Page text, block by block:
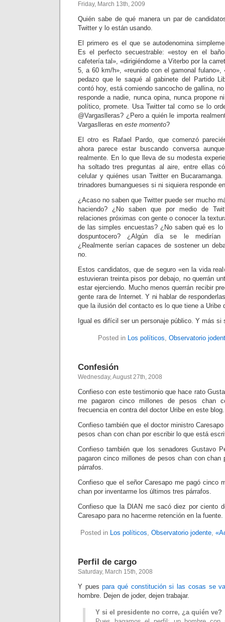
Friday, March 13th, 2009
Quién sabe de qué manera un par de
Twitter y lo están usando.
El primero es el que se autodenomina
Es el perfecto secuestrable: «estoy en el
cafetería tal», «dirigiéndome a Viterbo por la
5, a 60 km/h», «reunido con el gamonal fulano»,
pedazo que le saqué al gabinete del Partido
contó hoy, está comiendo sancocho de gallina,
responde a nadie, nunca opina, nunca propone
político, promete. Usa Twitter tal como se lo
@Vargaslleras? ¿Pero a quién le importa
Vargaslleras en este momento?
El otro es Rafael Pardo, que comenzó
ahora parece estar buscando conversa
realmente. En lo que lleva de su modesta
ha soltado tres preguntas al aire, entre ellas
celular y quiénes usan Twitter en
trinadores bumangueses si ni siquiera responde
¿Acaso no saben que Twitter puede ser mucho
haciendo? ¿No saben que por medio de
relaciones próximas con gente o conocer la
de las simples encuestas? ¿No saben qué es
dospuntocero? ¿Algún día se le medirían
¿Realmente serían capaces de sostener un
no.
Estos candidatos, que de seguro «en la vida
estuvieran treinta pisos por debajo, no querrán
estar ejerciendo. Mucho menos querrán recibir
gente rara de Internet. Y ni hablar de
que la ilusión del contacto es lo que tiene a Uribe
Igual es difícil ser un personaje público. Y más si
Posted in Los políticos, Observatorio
Confesión
Wednesday, August 27th, 2008
Confieso con este testimonio que hace rato
me pagaron cinco millones de pesos chan
frecuencia en contra del doctor Uribe en este blog.
Confieso también que el doctor ministro
pesos chan con chan por escribir lo que está
Confieso también que los senadores Gustavo
pagaron cinco millones de pesos chan con
párrafos.
Confieso que el señor Caresapo me pagó cinco
chan por inventarme los últimos tres párrafos.
Confieso que la DIAN me sacó diez por ciento
Caresapo para no hacerme retención en la fuente.
Posted in Los políticos, Observatorio jodente,
Perfil de cargo
Saturday, March 15th, 2008
Y puespara qué constitución si las cosas se
hombre. Dejen de joder, dejen trabajar.
Y si el presidente no corre, ¿a quién ve?